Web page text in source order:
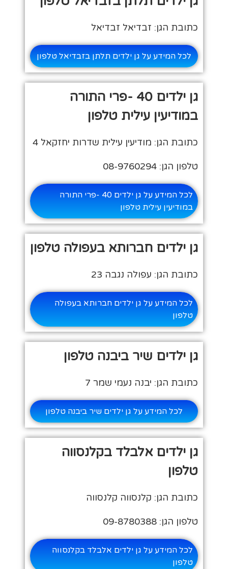
כתובת הגן: זבדיאל זבדיאל
לכל המידע על גן ילדים תלתן בזבדיאל טלפון
גן ילדים 40 -פרי התורה
במודיעין עילית טלפון
כתובת הגן: מודיעין עילית שדרות יחזקאל 4
טלפון הגן: 08-9760294
לכל המידע על גן ילדים 40 -פרי התורה
במודיעין עילית טלפון
גן ילדים חברותא בעפולה טלפון
כתובת הגן: עפולה נגבה 23
לכל המידע על גן ילדים חברותא בעפולה
טלפון
גן ילדים שיר ביבנה טלפון
כתובת הגן: יבנה נעמי שמר 7
לכל המידע על גן ילדים שיר ביבנה טלפון
גן ילדים אלבלד בקלנסווה
טלפון
כתובת הגן: קלנסווה קלנסווה
טלפון הגן: 09-8780388
לכל המידע על גן ילדים אלבלד בקלנסווה
טלפון